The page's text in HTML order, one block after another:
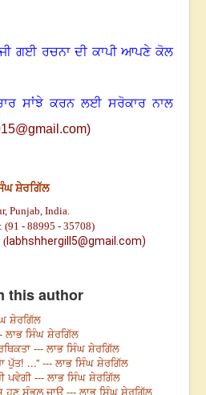
ਗਈ ਰਚਨਾ ਦੀ ਕਾਪੀ ਆਪਣੇ ਕੋਲ
ਸਾਂਝੇ ਕਰਨ ਲਈ ਸਰੋਕਾਰ ਨਾਲ
)
ਸ਼ੇਰਗਿੱਲ
Punjab, India.
(91 - 88995 - 35708)
( labhshhergill5@gmail.com)
this author
ਸ਼ੇਰਗਿੱਲ
ਲਾਭ ਸਿੰਘ ਸ਼ੇਰਗਿੱਲ
--- ਲਾਭ ਸਿੰਘ ਸ਼ੇਰਗਿੱਲ
ਪੁੱਤ! ...” --- ਲਾਭ ਸਿੰਘ ਸ਼ੇਰਗਿੱਲ
ਪਵੇਗੀ --- ਲਾਭ ਸਿੰਘ ਸ਼ੇਰਗਿੱਲ
ਹੁਣ ਸੰਭਲ਼ ਜਾਉ --- ਲਾਭ ਸਿੰਘ ਸ਼ੇਰਗਿੱਲ